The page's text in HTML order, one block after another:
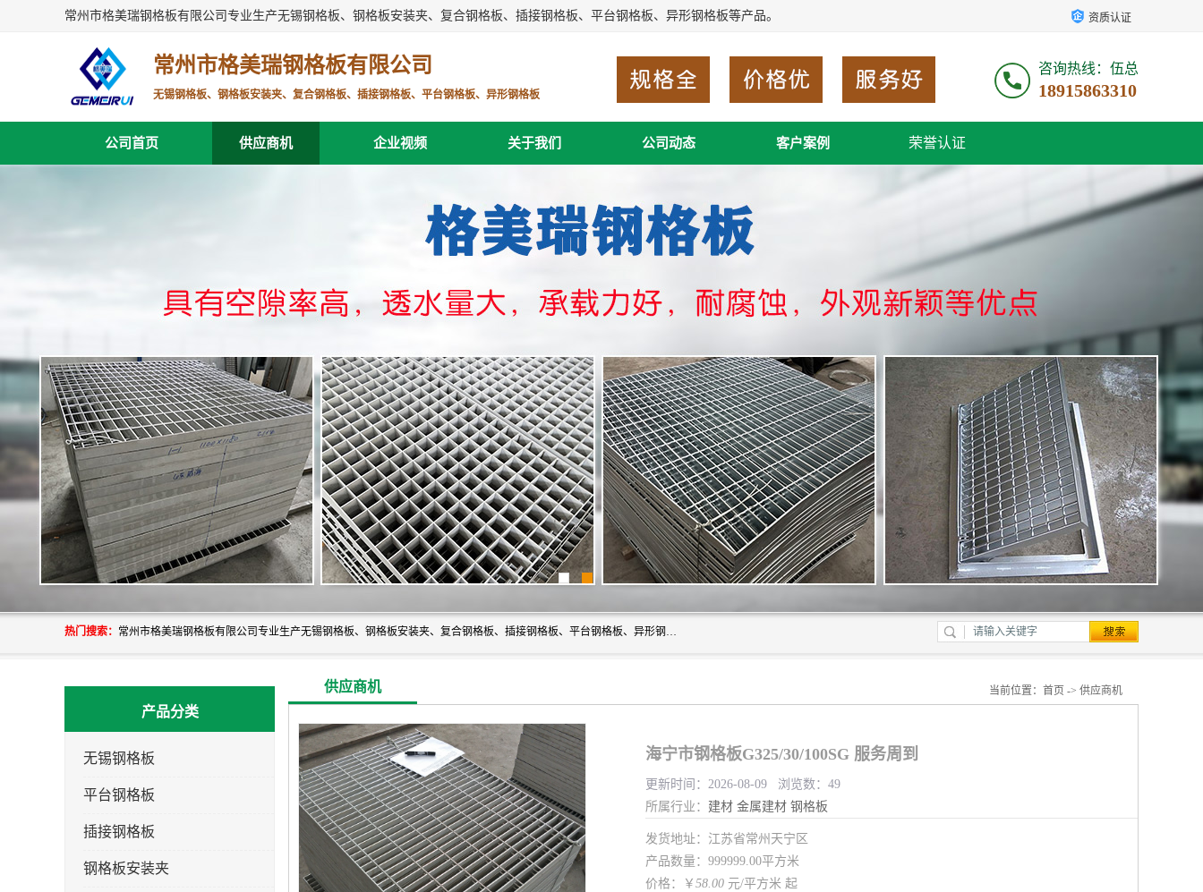
常州市格美瑞钢格板有限公司专业生产无锡钢格板、钢格板安装夹、复合钢格板、插接钢格板、平台钢格板、异形钢格板等产品。 资质认证
常州市格美瑞钢格板有限公司
无锡钢格板、钢格板安装夹、复合钢格板、插接钢格板、平台钢格板、异形钢格板
咨询热线：伍总
18915863310
公司首页 供应商机 企业视频 关于我们 公司动态 客户案例 荣誉认证
热门搜索： 常州市格美瑞钢格板有限公司专业生产无锡钢格板、钢格板安装夹、复合钢格板、插接钢格板、平台钢格板、异形钢格板等产品。
产品分类
无锡钢格板
平台钢格板
插接钢格板
钢格板安装夹
供应商机 当前位置： 首页 -> 供应商机
海宁市钢格板G325/30/100SG 服务周到
更新时间：2026-08-09 浏览数：49
所属行业： 建材 金属建材 钢格板
发货地址：江苏省常州天宁区
产品数量：999999.00平方米
价格：￥ 58.00 元/平方米 起